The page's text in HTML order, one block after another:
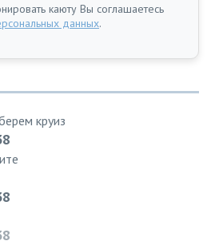
каюту Вы соглашаетесь
данных.
круиз